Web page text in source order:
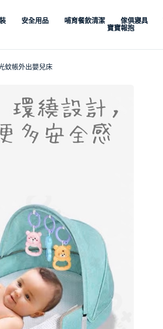
安全用品 哺育餐飲清潔 傢俱寢具
寶寶報抱
蚊帳外出嬰兒床